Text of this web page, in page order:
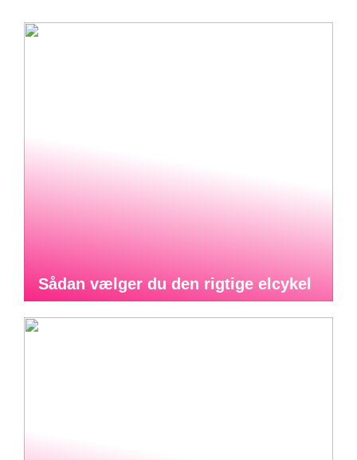
Sådan vælger du den rigtige elcykel